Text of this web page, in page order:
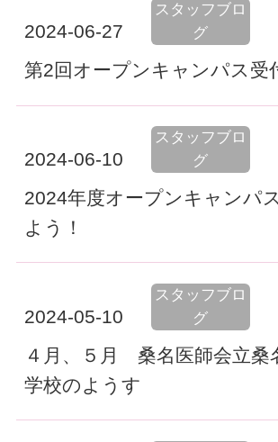
2024-06-27
スタッフブロ
グ
第2回オープンキャンパス受
2024-06-10
スタッフブロ
グ
2024年度オープンキャンパ
よう！
2024-05-10
スタッフブロ
グ
４月、５月 桑名医師会立桑
学校のようす